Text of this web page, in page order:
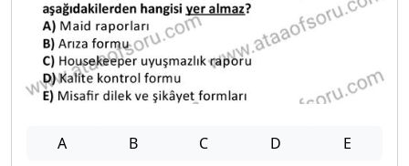
A B C D E